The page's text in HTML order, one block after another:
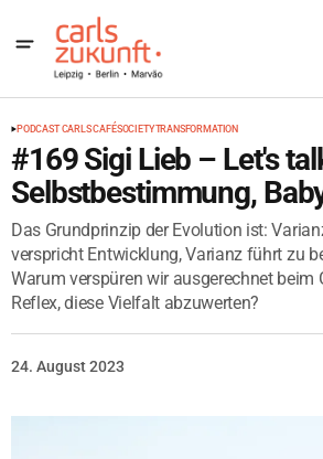
PODCAST CARLS CAFÉSOCIETYTRANSFORMATION
#169 Sigi Lieb – Let's
Selbstbestimmung,
Das Grundprinzip der Evolution ist:
verspricht Entwicklung, Varianz führt zu
Warum verspüren wir ausgerechnet beim
Reflex, diese Vielfalt abzuwerten?
24. August 2023